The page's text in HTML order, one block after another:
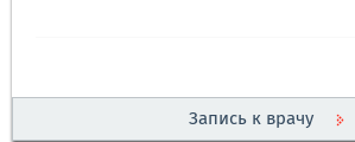
Запись к врачу